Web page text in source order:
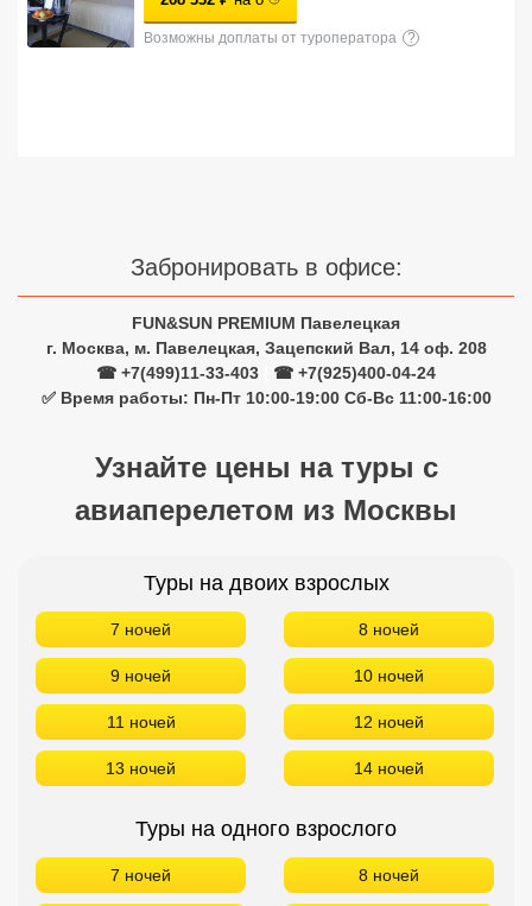
Возможны доплаты от туроператора ?
Забронировать в офисе:
FUN&SUN PREMIUM Павелецкая
г. Москва, м. Павелецкая, Зацепский Вал, 14 оф. 208
☎ +7(499)11-33-403
☎ +7(925)400-04-24
✅ Время работы: Пн-Пт 10:00-19:00 Сб-Вс 11:00-16:00
Узнайте цены на туры с
авиаперелетом из Москвы
Туры на двоих взрослых
7 ночей 8 ночей
9 ночей 10 ночей
11 ночей 12 ночей
13 ночей 14 ночей
Туры на одного взрослого
7 ночей 8 ночей
Сетевые отели Турции
Сетевые отели Мальдив
Сетевые отели Сейшел
Сетевые отели Маврикия